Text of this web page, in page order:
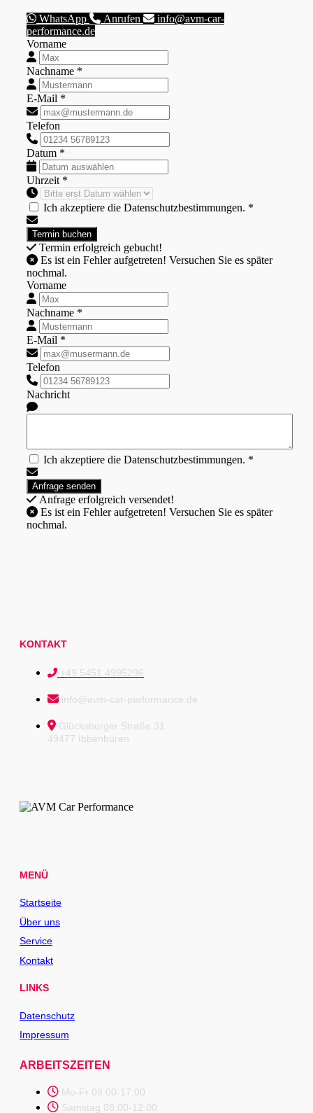
WhatsApp Anrufen
info@avm-car-
performance.de
Vorname
Nachname *
E-Mail *
Telefon
Datum *
Uhrzeit *
Ich akzeptiere die Datenschutzbestimmungen. *
Termin erfolgreich gebucht!
nochmal.
Vorname
Nachname *
E-Mail *
Telefon
Nachricht
Ich akzeptiere die Datenschutzbestimmungen. *
Anfrage erfolgreich versendet!
nochmal.
KONTAKT
+49 5451 4995296
info@avm-car-performance.de
Glücksburger Straße 31
49477 Ibbenbüren
MENÜ
Startseite
Über uns
Service
Kontakt
LINKS
Datenschutz
Impressum
ARBEITSZEITEN
Mo-Fr 08:00-17:00
Samstag 08:00-12:00